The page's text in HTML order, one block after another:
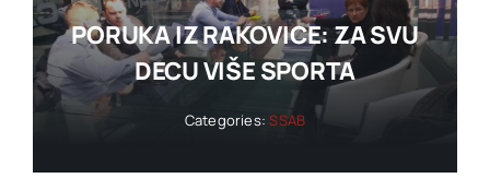
PORUKA IZ RAKOVICE: ZA SVU
DECU VIŠE SPORTA
Categories:SSAB